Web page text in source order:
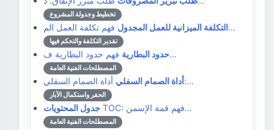
تخطيط وجدولة المشروع
التكلفة الميزانية للعمل المجدولفهم تكلفة العمل الم…
تقدير التكلفة والتحكم فيها
حدود البطاريةفهم حدود البطارية ف…
المصطلحات الفنية العامة
أداة الصمام السفليأداة الصمام السفلي:…
الحفر واستكمال الآبار
جدول المحتويات TOC: فهم قمة الإسمن…
المصطلحات الفنية العامة